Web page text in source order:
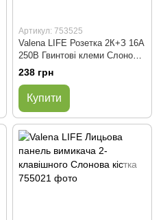
Артикул: 753525
Valena LIFE Розетка 2К+З 16А
250В Гвинтові клеми Слонова
кістка
238 грн
Купити